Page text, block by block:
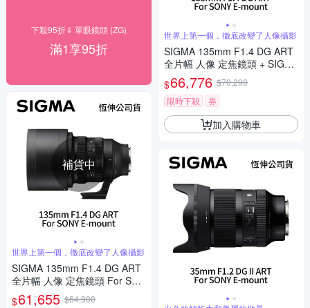
下殺95折⇓ 單眼鏡頭 (ZG)
滿1享95折
補貨中
世界上第一個，徹底改變了人像攝影
SIGMA 135mm F1.4 DG ART
全片幅 人像 定焦鏡頭 For SON
Y E-mount (公司貨)
$61,655 $64,900
世界上第一個，徹底改變了人像攝影
SIGMA 135mm F1.4 DG ART
全片幅 人像 定焦鏡頭 + SIGM
A WR UV 105mm 保護鏡 For
SONY E-mount (公司貨)
$66,776 $70,290
限時下殺
券
加入購物車